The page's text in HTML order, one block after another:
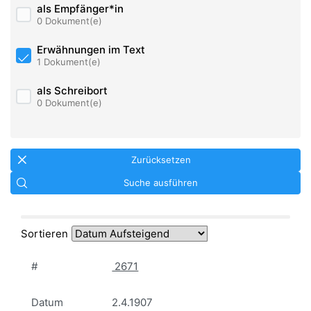
als Empfänger*in
0 Dokument(e)
Erwähnungen im Text
1 Dokument(e)
als Schreibort
0 Dokument(e)
Zurücksetzen
Suche ausführen
Sortieren
# 2671
Datum 2.4.1907